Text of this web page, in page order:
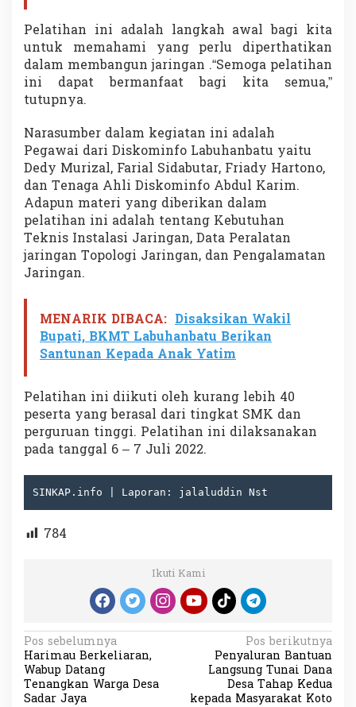
n
g
a
Pelatihan ini adalah langkah awal bagi kita
untuk memahami yang perlu diperthatikan
dalam membangun jaringan .“Semoga pelatihan
ini dapat bermanfaat bagi kita semua,”
tutupnya.
Narasumber dalam kegiatan ini adalah
Pegawai dari Diskominfo Labuhanbatu yaitu
Dedy Murizal, Farial Sidabutar, Friady Hartono,
dan Tenaga Ahli Diskominfo Abdul Karim.
Adapun materi yang diberikan dalam
pelatihan ini adalah tentang Kebutuhan
Teknis Instalasi Jaringan, Data Peralatan
jaringan Topologi Jaringan, dan Pengalamatan
Jaringan.
MENARIK DIBACA: Disaksikan Wakil
Bupati, BKMT Labuhanbatu Berikan
Santunan Kepada Anak Yatim
Pelatihan ini diikuti oleh kurang lebih 40
peserta yang berasal dari tingkat SMK dan
perguruan tinggi. Pelatihan ini dilaksanakan
pada tanggal 6 – 7 Juli 2022.
SINKAP.info | Laporan: jalaluddin Nst
784
Ikuti Kami
N
a
v
Pos sebelumnya
Harimau Berkeliaran,
Wabup Datang
Tenangkan Warga Desa
Sadar Jaya
Pos berikutnya
Penyaluran Bantuan
Langsung Tunai Dana
Desa Tahap Kedua
kepada Masyarakat Koto